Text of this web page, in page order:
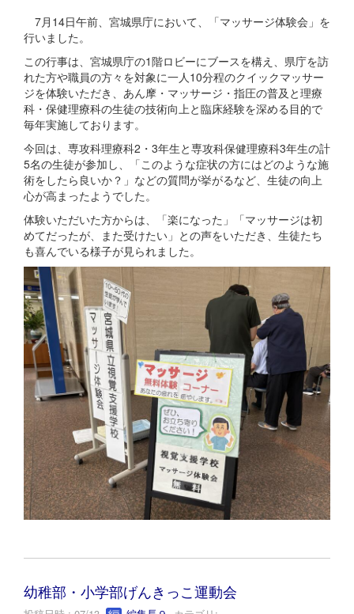
7月14日午前、宮城県庁において、「マッサージ体験会」を
行いました。
この行事は、宮城県庁の1階ロビーにブースを構え、県庁を訪
れた方や職員の方々を対象に一人10分程のクイックマッサー
ジを体験いただき、あん摩・マッサージ・指圧の普及と理療
科・保健理療科の生徒の技術向上と臨床経験を深める目的で
毎年実施しております。
今回は、専攻科理療科2・3年生と専攻科保健理療科3年生の計
5名の生徒が参加し、「このような症状の方にはどのような施
術をしたら良いか？」などの質問が挙がるなど、生徒の向上
心が高まったようでした。
体験いただいた方からは、「楽になった」「マッサージは初
めてだったが、また受けたい」との声をいただき、生徒たち
も喜んでいる様子が見られました。
幼稚部・小学部げんきっこ運動会